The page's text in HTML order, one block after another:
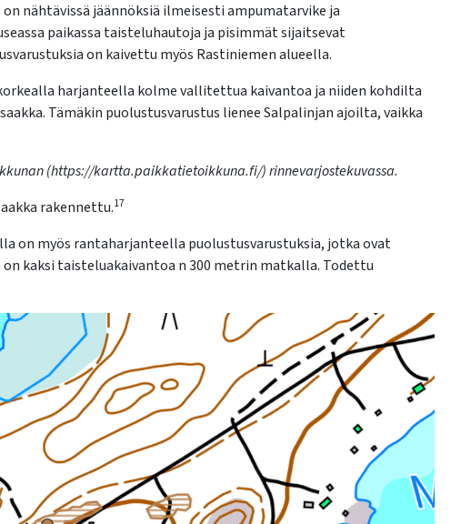
nähtävissä jäännöksiä ilmeisesti ampumatarvike ja
paikassa taisteluhautoja ja pisimmät sijaitsevat
on kaivettu myös Rastiniemen alueella.
harjanteella kolme vallitettua kaivantoa ja niiden kohdilta
Tämäkin puolustusvarustus lienee Salpalinjan ajoilta, vaikka
(https://kartta.paikkatietoikkuna.fi/) rinnevarjostekuvassa.
rakennettu.17
on myös rantaharjanteella puolustusvarustuksia, jotka ovat
kaksi taisteluakaivantoa n 300 metrin matkalla. Todettu